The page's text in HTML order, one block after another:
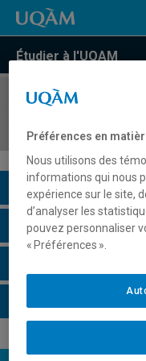
Étudier à l'UQAM
COURS//
Description du cours
Horaire - Été 2026
Préférences en
Nous utilisons des
informations qui nous
expérience sur le site,
d’analyser les
pouvez personnaliser
« Préférences ».